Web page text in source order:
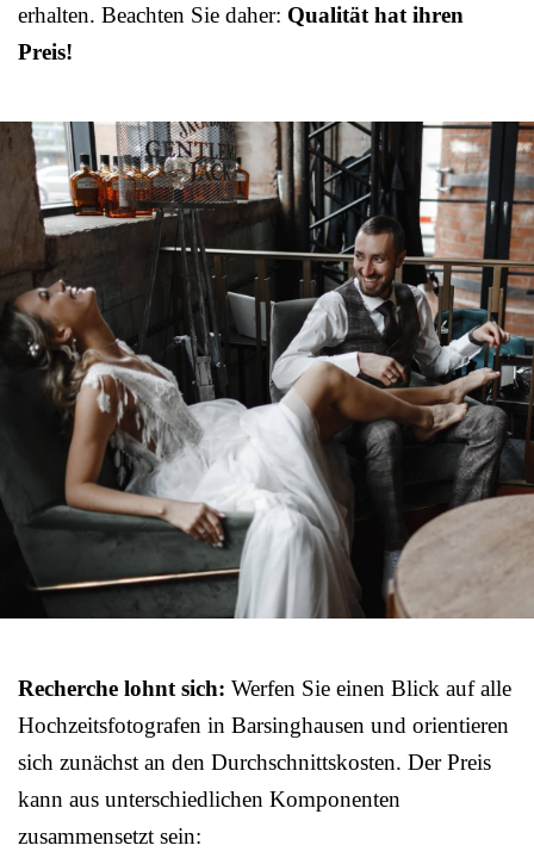
erhalten. Beachten Sie daher: Qualität hat ihren
Preis!
Recherche lohnt sich: Werfen Sie einen Blick auf alle
Hochzeitsfotografen in Barsinghausen und orientieren
sich zunächst an den Durchschnittskosten. Der Preis
kann aus unterschiedlichen Komponenten
zusammensetzt sein: